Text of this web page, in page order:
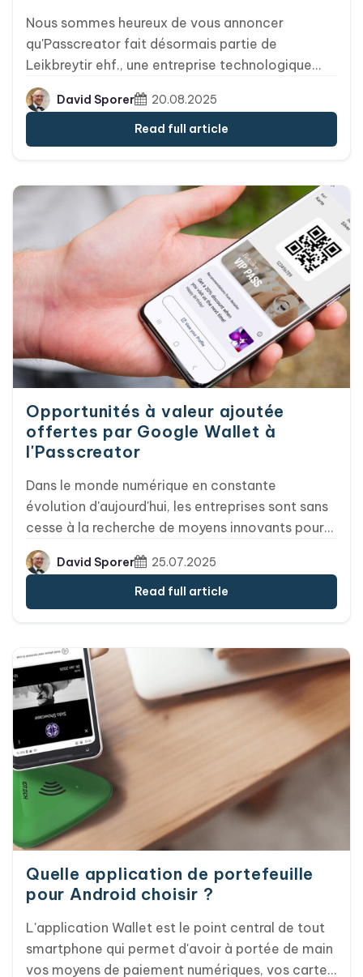
Nous sommes heureux de vous annoncer
qu'Passcreator fait désormais partie de
Leikbreytir ehf., une entreprise technologique
islandaise et partenaire de longue date. Ce
nouveau chapitre associe l'infrastructure
éprouvée d'Passcreator en matière de
portefeuilles numériques à l'innovation axée sur
permettra de renforcer notre feuille de route
produit, d'élargir nos ressources et d'offrir
davantage de stabilité et de valeur ajoutée à
votre entreprise.
David Sporer
20.08.2025
Read full article
Opportunités à valeur ajoutée
offertes par Google Wallet à
l'Passcreator
Dans le monde numérique en constante
évolution d'aujourd'hui, les entreprises sont sans
cesse à la recherche de moyens innovants pour
interagir avec leurs clients et leur offrir une
valeur ajoutée significative. Chez Passcreator,
nous sommes ravis d'annoncer que nous prenons
désormais pleinement en charge les « Value-
révolutionnaire qui permet aux entreprises
d'optimiser leurs stratégies de portefeuille
numérique et de tisser des liens plus étroits avec
leur public.
David Sporer
25.07.2025
Read full article
Quelle application de portefeuille
pour Android choisir ?
L'application Wallet est le point central de tout
smartphone qui permet d'avoir à portée de main
vos moyens de paiement numériques, vos cartes